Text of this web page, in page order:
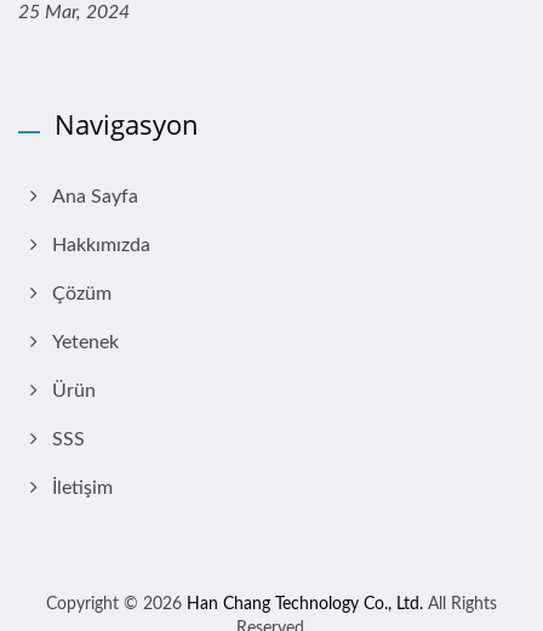
25 Mar, 2024
Navigasyon
Ana Sayfa
Hakkımızda
Çözüm
Yetenek
Ürün
SSS
İletişim
Copyright © 2026 Han Chang Technology Co., Ltd. All Rights